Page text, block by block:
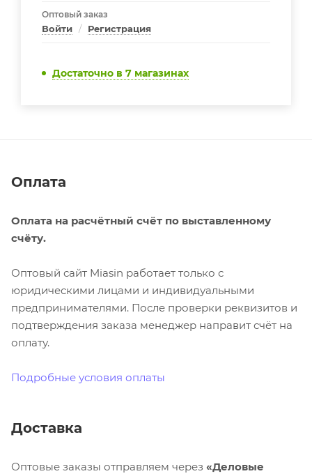
Оптовый заказ
Войти / Регистрация
Достаточно в 7 магазинах
Оплата
Оплата на расчётный счёт по выставленному
счёту.
Оптовый сайт Miasin работает только с
юридическими лицами и индивидуальными
предпринимателями. После проверки реквизитов и
подтверждения заказа менеджер направит счёт на
оплату.
Подробные условия оплаты
Доставка
Оптовые заказы отправляем через «Деловые